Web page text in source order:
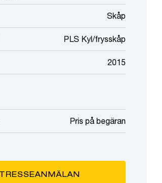
Skåp
PLS Kyl/frysskåp
2015
Pris på begäran